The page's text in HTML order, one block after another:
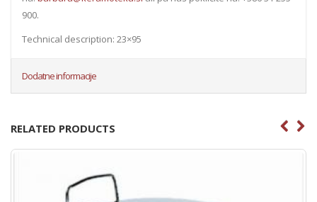
900.
Technical description: 23×95
Dodatne informacije
RELATED PRODUCTS